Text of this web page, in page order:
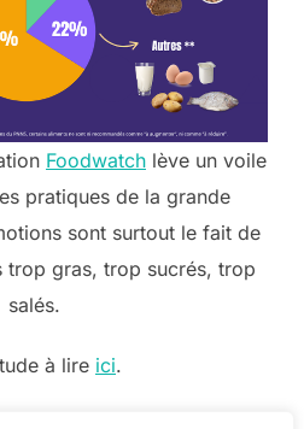
Foodwatch lève un voile
pratiques de la grande
sont surtout le fait de
trop gras, trop sucrés, trop
salés.
à lire ici.